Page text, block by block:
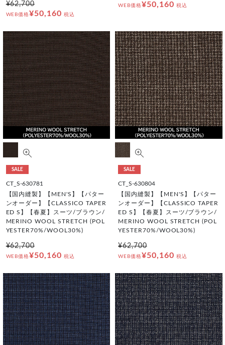
¥62,700
WEB価格¥50,160 税込
WEB価格¥50,160 税込
SALE
CT_S-630781
【国内縫製】【MEN'S】【パター
ンオーダー】【CLASSICO TAPER
ED S】【春夏】スーツ/ブラウン/
MERINO WOOL STRETCH (POL
YESTER70%/WOOL30%)
¥62,700
WEB価格¥50,160 税込
SALE
CT_S-630804
【国内縫製】【MEN'S】【パター
ンオーダー】【CLASSICO TAPER
ED S】【春夏】スーツ/ブラウン/
MERINO WOOL STRETCH (POL
YESTER70%/WOOL30%)
¥62,700
WEB価格¥50,160 税込